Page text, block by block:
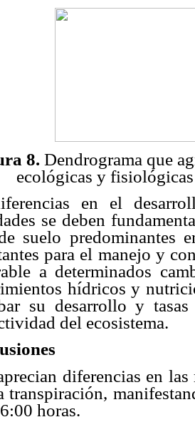
8. Dendrograma que
ecológicas y
en el
se deben
suelo predominantes
para el manejo y
a determinados
hídricos y
su desarrollo y
del ecosistema.
diferencias en
transpiración,
horas.